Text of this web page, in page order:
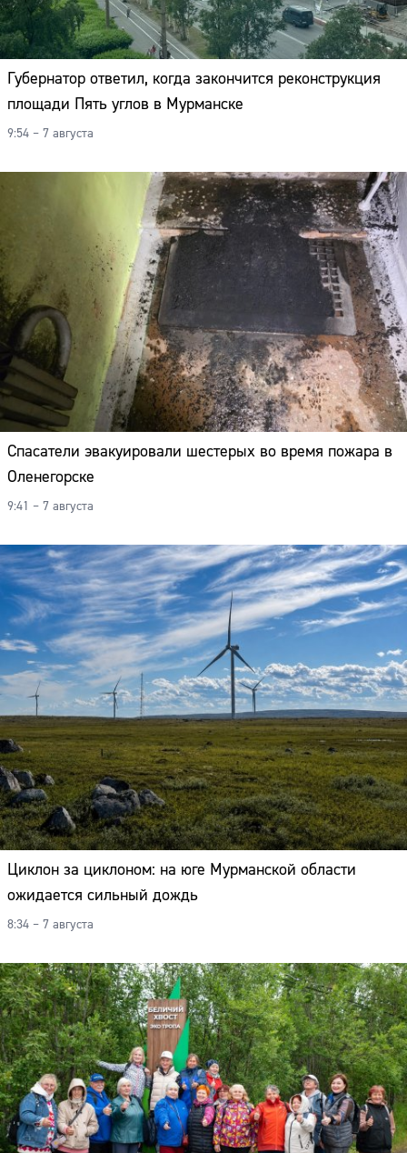
Губернатор ответил, когда закончится реконструкция
площади Пять углов в Мурманске
9:54 – 7 августа
Спасатели эвакуировали шестерых во время пожара в
Оленегорске
9:41 – 7 августа
Циклон за циклоном: на юге Мурманской области
ожидается сильный дождь
8:34 – 7 августа